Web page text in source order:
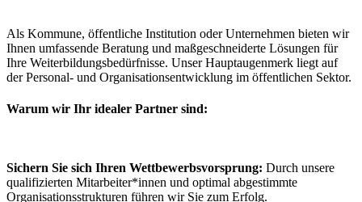
Als Kommune, öffentliche Institution oder Unternehmen bieten wir
Ihnen umfassende Beratung und maßgeschneiderte Lösungen für
Ihre Weiterbildungsbedürfnisse. Unser Hauptaugenmerk liegt auf
der Personal- und Organisationsentwicklung im öffentlichen Sektor.
Warum wir Ihr idealer Partner sind:
Sichern Sie sich Ihren Wettbewerbsvorsprung: Durch unsere
qualifizierten Mitarbeiter*innen und optimal abgestimmte
Organisationsstrukturen führen wir Sie zum Erfolg.